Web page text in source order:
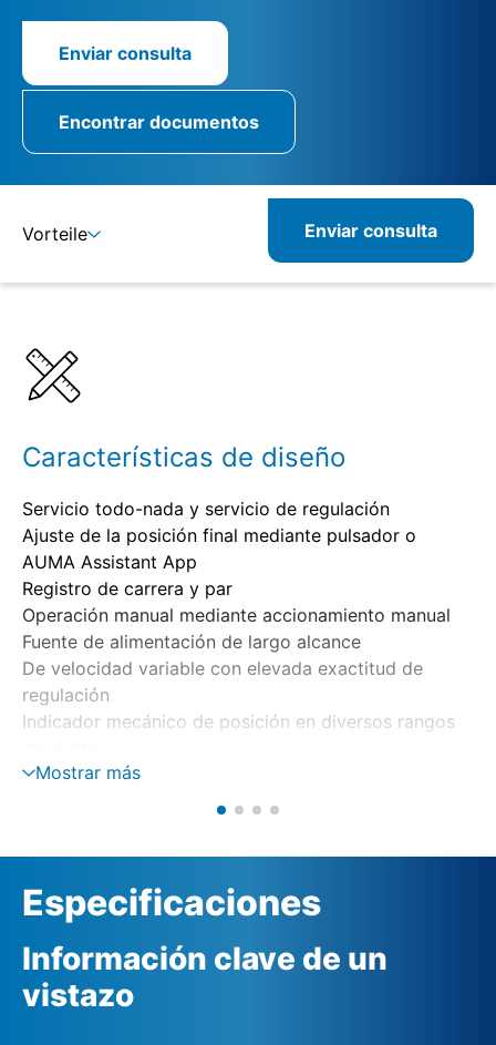
Enviar consulta
Encontrar documentos
Vorteile
Productos relacionados
Enviar consulta
Características de diseño
Servicio todo-nada y servicio de regulación
Ajuste de la posición final mediante pulsador o
AUMA Assistant App
Registro de carrera y par
Operación manual mediante accionamiento manual
Fuente de alimentación de largo alcance
De velocidad variable con elevada exactitud de
regulación
Indicador mecánico de posición en diversos rangos
(1 – 9 vueltas/carrera, 9 – 14 vueltas/carrera, 14 – 27
Mostrar más
Especificaciones
Información clave de un
vistazo